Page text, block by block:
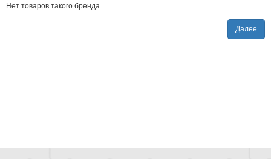
Нет товаров такого бренда.
Далее